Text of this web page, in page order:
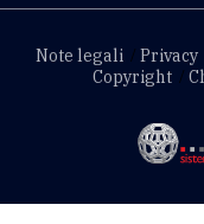
Note legali Privacy
Copyright